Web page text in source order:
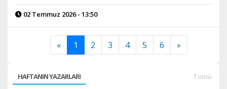
02 Temmuz 2026 - 13:50
« 1 2 3 4 5 6 »
HAFTANIN YAZARLARI Tümü